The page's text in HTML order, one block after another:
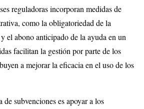
reguladoras incorporan medidas de
como la obligatoriedad de la
el abono anticipado de la ayuda en un
facilitan la gestión por parte de los
a mejorar la eficacia en el uso de los
subvenciones es apoyar a los